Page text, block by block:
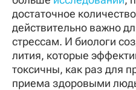
достаточное
действительно важно
стрессам. И биологи
лития, которые
токсичны, как раз для
приема здоровыми